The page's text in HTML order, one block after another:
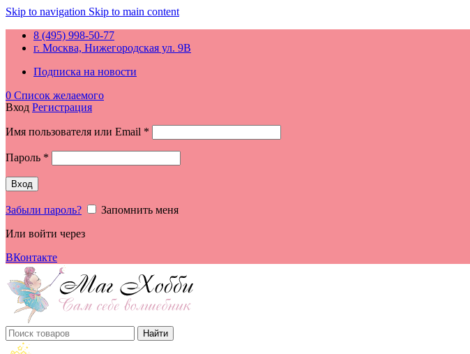
Skip to navigation Skip to main content
8 (495) 998-50-77
г. Москва, Нижегородская ул. 9В
Подписка на новости
0 Список желаемого
Вход Регистрация
Имя пользователя или Email *
Пароль *
Вход
Забыли пароль?
Запомнить меня
Или войти через
ВКонтакте
Найти